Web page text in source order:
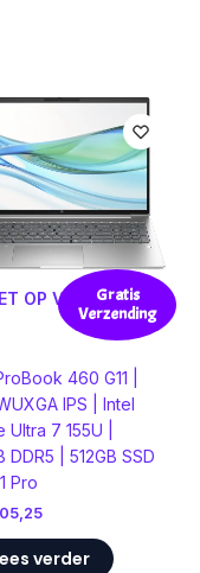
Gratis
Verzending
OP VOORRAAD
460 G11 |
IPS | Intel
Ultra 7 155U |
DDR5 | 512GB SSD
Pro
verder